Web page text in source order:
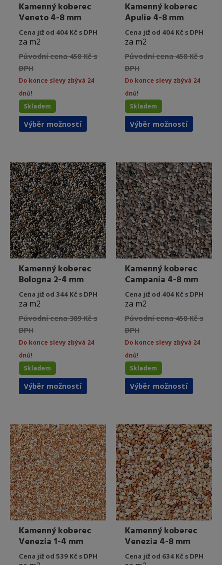
Kamenný koberec
Veneto 4-8 mm
Cena již od 404 Kč s DPH
za m2
Původní cena 458 Kč s
DPH
Do konce slevy zbývá 24
dnů!
Skladem
Výběr možností
Tento
produkt
variant.
Možnosti
lze
vybrat
na
stránce
produktu
Kamenný koberec
Apulie 4-8 mm
Cena již od 404 Kč s DPH
za m2
Původní cena 458 Kč s
DPH
Do konce slevy zbývá 24
dnů!
Skladem
Výběr možností
Tento
produkt
variant.
lze
vybrat
na
stránce
Kamenný koberec
Bologna 2-4 mm
Cena již od 344 Kč s DPH
za m2
Původní cena 389 Kč s
DPH
Do konce slevy zbývá 24
dnů!
Skladem
Výběr možností
Tento
produkt
variant.
Možnosti
lze
vybrat
na
stránce
produktu
Kamenný koberec
Campania 4-8 mm
Cena již od 404 Kč s DPH
za m2
Původní cena 458 Kč s
DPH
Do konce slevy zbývá 24
dnů!
Skladem
Výběr možností
Tento
produkt
variant.
lze
vybrat
na
stránce
Kamenný koberec
Venezia 1-4 mm
Cena již od 539 Kč s DPH
Kamenný koberec
Venezia 4-8 mm
Cena již od 634 Kč s DPH